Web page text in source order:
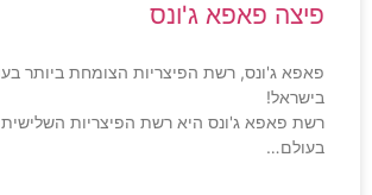
פיצה פאפא ג'ונס
פאפא ג'ונס, רשת הפיצריות הצומחת ביותר
בישראל!
רשת פאפא ג'ונס היא רשת הפיצריות השלישית
בעולם…